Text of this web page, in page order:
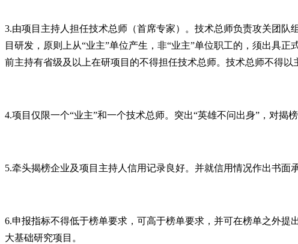
3.由项目主持人担任技术总师（首席专家）。技术总师负责攻关团
目研发，原则上从“业主”单位产生，非“业主”单位职工的，须出具正
前主持有省级及以上在研项目的不得担任技术总师。技术总师不得以
4.项目仅限一个“业主”和一个技术总师。突出“英雄不问出身”，对揭
5.牵头揭榜企业及项目主持人信用记录良好。并就信用情况作出书面
6.申报指标不得低于榜单要求，可高于榜单要求，并可在榜单之外
大基础研究项目。